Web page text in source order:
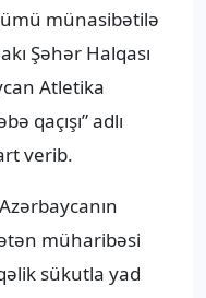
münasibətilə
Şəhər Halqası
Atletika
qaçışı” adlı
verib.
müharibəsi
sükutla yad